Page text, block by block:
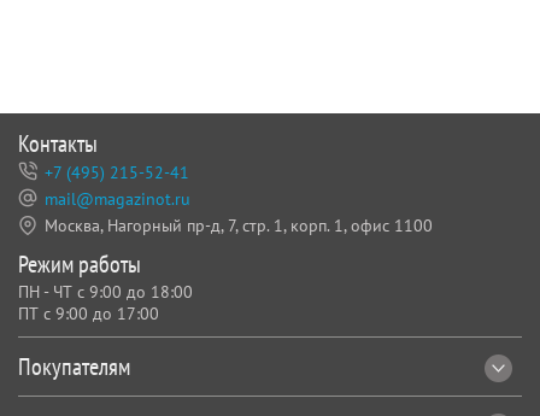
Покупателям
Контакты
+7 (495) 215-52-41
mail@magazinot.ru
Москва, Нагорный пр-д, 7, стр. 1, корп. 1, офис 1100
Режим работы
ПН - ЧТ с 9:00 до 18:00
ПТ с 9:00 до 17:00